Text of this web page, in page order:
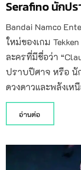
Serafino นักป
Bandai Namco
ใหม่ของเกม
ละครที่มีชื่อว่า
ปราบปีศาจ หรือ นั
ดวงดาวและพลังเห
อ่านต่อ